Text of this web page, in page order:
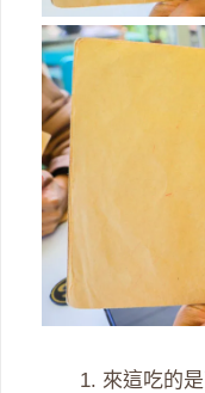
來這吃的